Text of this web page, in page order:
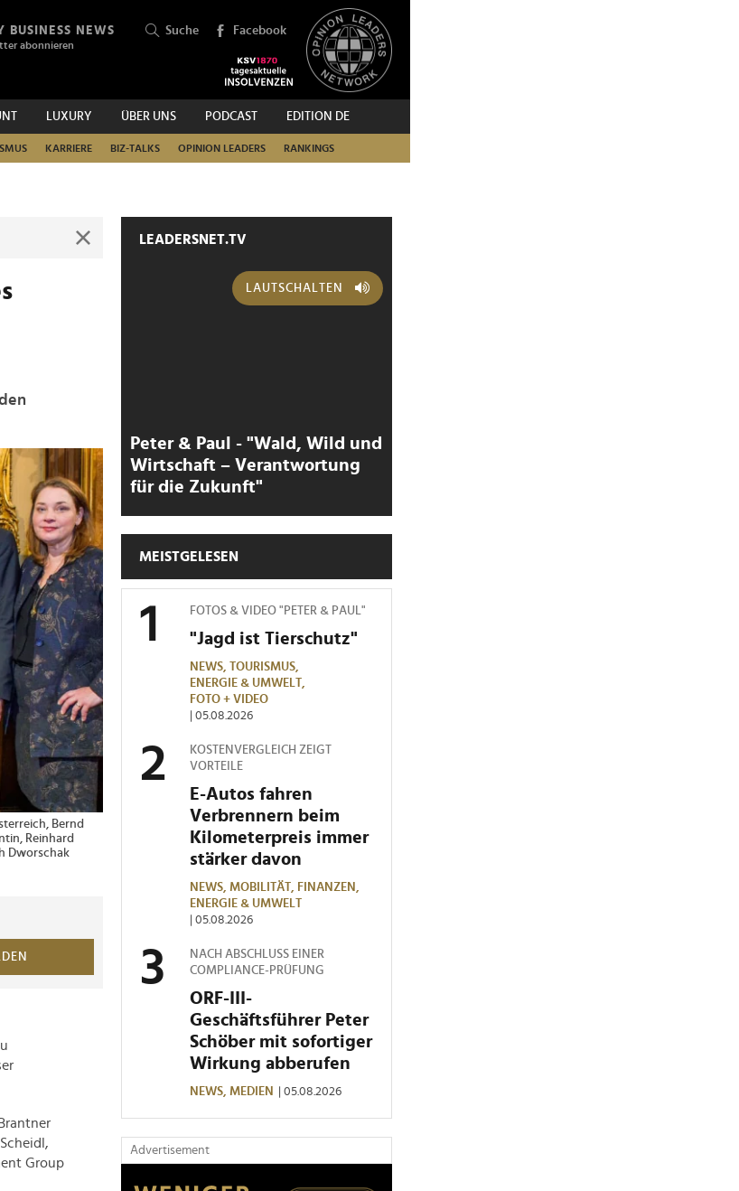
BUSINESS NEWS
abonnieren
Suche Facebook
LUXURY ÜBER UNS PODCAST EDITION DE
KARRIERE BIZ-TALKS OPINION LEADERS RANKINGS
SUCHEN
Bernd
Reinhard
Dworschak
Group
LEADERSNET.TV
LAUTSCHALTEN
Peter & Paul - "Wald, Wild und
Wirtschaft – Verantwortung
für die Zukunft"
MEISTGELESEN
FOTOS & VIDEO "PETER & PAUL"
"Jagd ist Tierschutz"
NEWS, TOURISMUS,
ENERGIE & UMWELT,
FOTO + VIDEO
| 05.08.2026
KOSTENVERGLEICH ZEIGT
VORTEILE
E-Autos fahren
Verbrennern beim
Kilometerpreis immer
stärker davon
NEWS, MOBILITÄT,
FINANZEN,
ENERGIE & UMWELT
| 05.08.2026
NACH ABSCHLUSS EINER
COMPLIANCE-PRÜFUNG
ORF-III-
Geschäftsführer Peter
Schöber mit sofortiger
Wirkung abberufen
NEWS, MEDIEN | 05.08.2026
Advertisement